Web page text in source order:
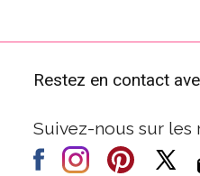
Restez en contact
Suivez-nous sur les